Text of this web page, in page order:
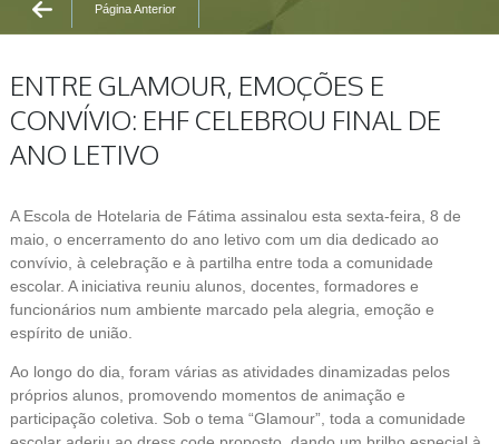
Página Anterior
ENTRE GLAMOUR, EMOÇÕES E
CONVÍVIO: EHF CELEBROU FINAL DE
ANO LETIVO
A Escola de Hotelaria de Fátima assinalou esta sexta-feira, 8 de
maio, o encerramento do ano letivo com um dia dedicado ao
convívio, à celebração e à partilha entre toda a comunidade
escolar. A iniciativa reuniu alunos, docentes, formadores e
funcionários num ambiente marcado pela alegria, emoção e
espírito de união.
Ao longo do dia, foram várias as atividades dinamizadas pelos
próprios alunos, promovendo momentos de animação e
participação coletiva. Sob o tema “Glamour”, toda a comunidade